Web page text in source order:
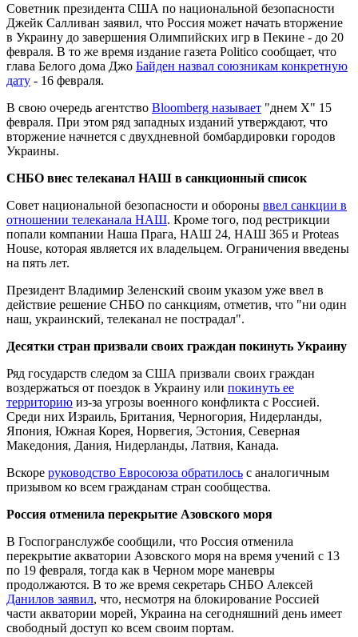
Советник президента США по национальной безопасности
Джейк Салливан заявил, что Россия может начать вторжение
в Украину до завершения Олимпийских игр в Пекине - до 20
февраля. В то же время издание газета Politico сообщает, что
глава Белого дома Джо Байден назвал союзникам конкретную
дату - 16 февраля.
В свою очередь агентство Bloomberg называет "днем Х" 15
февраля. При этом ряд западных изданий утверждают, что
вторжение начнется с двухдневной бомбардировки городов
Украины.
СНБО внес телеканал НАШ в санкционный список
Совет национальной безопасности и обороны ввел санкции в
отношении телеканала НАШ. Кроме того, под рестрикции
попали компании Наша Прага, НАШ 24, НАШ 365 и Proteas
House, которая является их владельцем. Ограничения введены
на пять лет.
Президент Владимир Зеленский своим указом уже ввел в
действие решение СНБО по санкциям, отметив, что "ни один
наш, украинский, телеканал не пострадал".
Десятки стран призвали своих граждан покинуть Украину
Ряд государств следом за США призвали своих граждан
воздержаться от поездок в Украину или покинуть ее
территорию из-за угрозы военного конфликта с Россией.
Среди них Израиль, Британия, Черногория, Нидерланды,
Япония, Южная Корея, Норвегия, Эстония, Северная
Македония, Дания, Нидерланды, Латвия, Канада.
Вскоре руководство Евросоюза обратилось с аналогичным
призывом ко всем гражданам стран сообщества.
Россия отменила перекрытие Азовского моря
В Госпогранслужбе сообщили, что Россия отменила
перекрытие акватории Азовского моря на время учений с 13
по 19 февраля, тогда как в Черном море маневры
продолжаются. В то же время секретарь СНБО Алексей
Данилов заявил, что, несмотря на блокирование Россией
части акватории морей, Украина на сегодняшний день имеет
свободный доступ ко всем своим портам.